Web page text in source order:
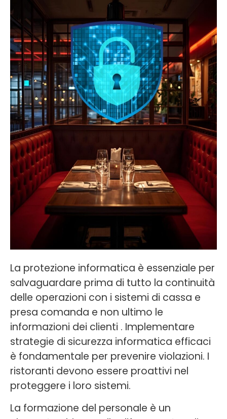
La protezione informatica è essenziale per
salvaguardare prima di tutto la continuità
delle operazioni con i sistemi di cassa e
presa comanda e non ultimo le
informazioni dei clienti . Implementare
strategie di sicurezza informatica efficaci
è fondamentale per prevenire violazioni. I
ristoranti devono essere proattivi nel
proteggere i loro sistemi.
La formazione del personale è un